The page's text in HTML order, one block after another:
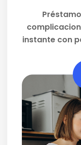
instante con